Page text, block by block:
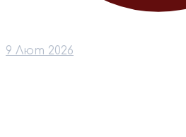
9 Лют 2026